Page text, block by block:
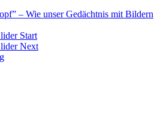
– Wie unser Gedächtnis mit Bildern
Start
Next